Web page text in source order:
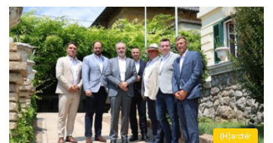
(H)arctér